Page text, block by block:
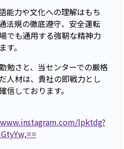
能力や文化への理解はもち
法規の徹底遵守、安全運転
でも通用する強靭な精神力
。
勉さと、当センターでの厳格
人材は、貴社の即戦力とし
信しております。
lpktdg?